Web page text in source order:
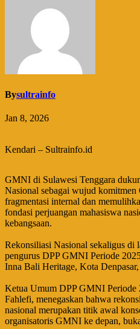
Bysultrainfo
Jan 8, 2026
Kendari – Sultrainfo.id
GMNI di Sulawesi Tenggara
Nasional sebagai wujud
fragmentasi internal dan
fondasi perjuangan mahasiswa
kebangsaan.
‎Rekonsiliasi Nasional sekaligus di
pengurus DPP GMNI Periode
Inna Bali Heritage, Kota
‎Ketua Umum DPP GMNI Periode
Fahlefi, menegaskan bahwa
nasional merupakan titik awal
organisatoris GMNI ke depan,